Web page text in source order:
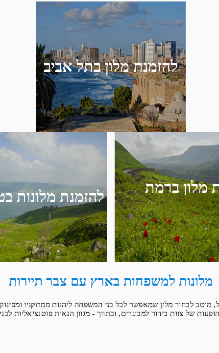
להזמנת מלון בתל אביב
להזמנת מלונות
מלון ברמת
מלונות למשפחות בארץ עם צבר תיירות
לבחור מלון שמאפשר לכל בני המשפחה ליהנות ממתקניו
של צוות בידור למבוגרים, ובתווך - מגוון הנאות פוטנציאליות